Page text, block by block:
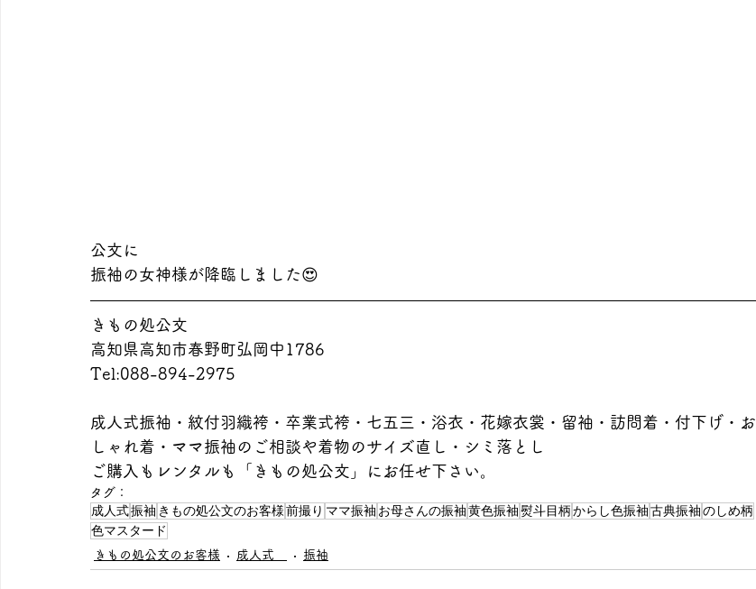
公文に
振袖の女神様が降臨しました😍
きもの処公文
高知県高知市春野町弘岡中1786
Tel:088-894-2975
成人式振袖・紋付羽織袴・卒業式袴・七五三・浴衣・花嫁衣裳・留袖・訪問着・付下げ・お
しゃれ着・ママ振袖のご相談や着物のサイズ直し・シミ落とし
ご購入もレンタルも「きもの処公文」にお任せ下さい。
タグ：
成人式振袖 きもの処公文のお客様前撮り ママ振袖 お母さんの振袖黄色振袖熨斗目柄からし色振袖古典振袖のしめ柄
色マスタード
きもの処公文のお客様 成人式 振袖